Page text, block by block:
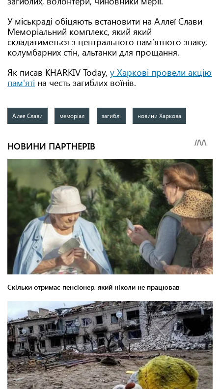
У міськраді обіцяють встановити на Аллеї Слави
Меморіальний комплекс, який який
складатиметься з центрального пам’ятного знаку,
колумбарних стін, альтанки для прощання.
Як писав KHARKIV Today, у Харкові провели акцію
пам'яті на честь загиблих воїнів.
Алея Слави меморіал загиблі новини Харкова